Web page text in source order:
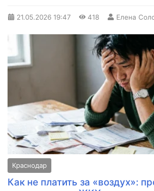
21.05.2026 19:47 418 Елена
Краснодар
Как не платить за «воздух»: